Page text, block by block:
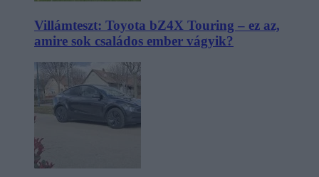
Villámteszt: Toyota bZ4X Touring – ez az,
amire sok családos ember vágyik?